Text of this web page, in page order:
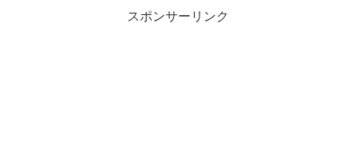
スポンサーリンク